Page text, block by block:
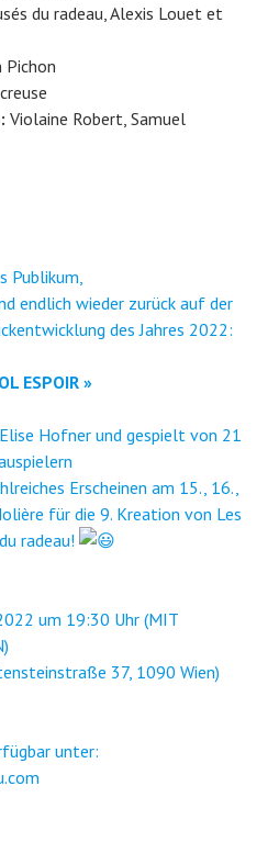
du radeau, Alexis Louet et
Pichon
Violaine Robert, Samuel
Publikum,
endlich wieder zurück auf der
des Jahres 2022:
ESPOIR »
Hofner und gespielt von 21
Erscheinen am 15., 16.,
für die 9. Kreation von Les
radeau!
um 19:30 Uhr (MIT
37, 1090 Wien)
unter: